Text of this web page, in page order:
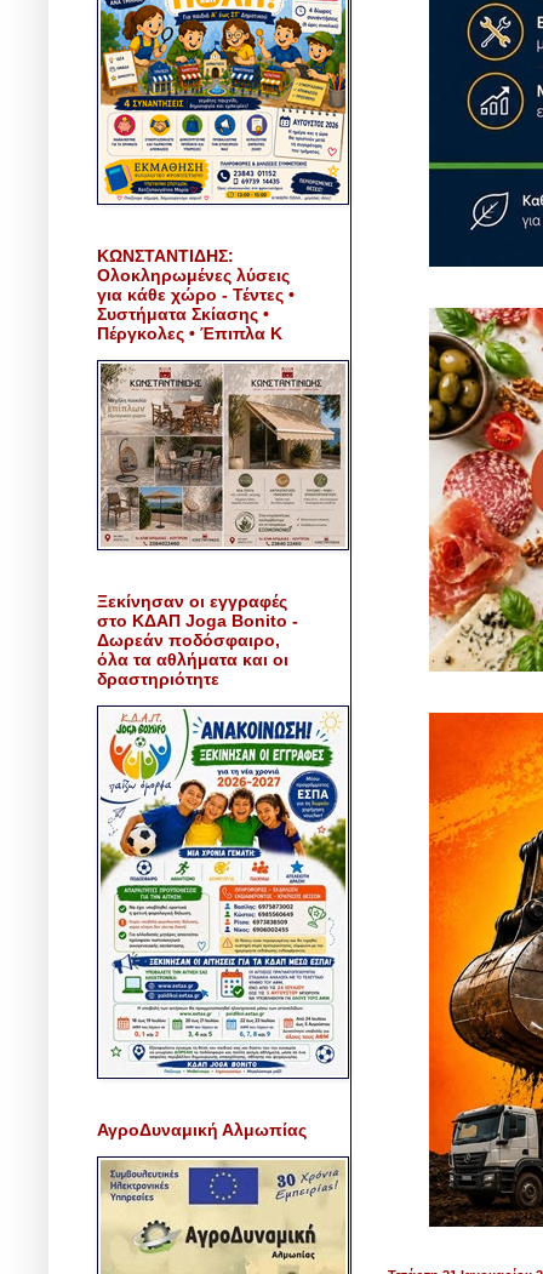
ΚΩΝΣΤΑΝΤΙΔΗΣ:
Ολοκληρωμένες λύσεις
για κάθε χώρο - Τέντες •
Συστήματα Σκίασης •
Πέργκολες • Έπιπλα Κ
Ξεκίνησαν οι εγγραφές
στο ΚΔΑΠ Joga Bonito -
Δωρεάν ποδόσφαιρο,
όλα τα αθλήματα και οι
δραστηριότητε
ΑγροΔυναμική Αλμωπίας